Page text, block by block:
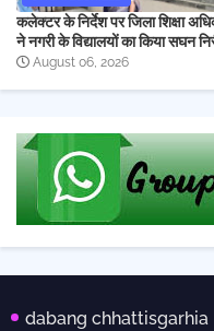
कलेक्टर के निर्देश पर जिला शिक्षा
ने नगरी के विद्यालयों का किया सघन
August 06, 2026
dabang chhattisgarhia